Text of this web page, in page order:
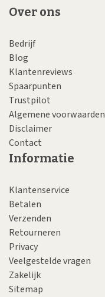
Over ons
Bedrijf
Blog
Klantenreviews
Spaarpunten
Trustpilot
Algemene voorwaarden
Disclaimer
Contact
Informatie
Klantenservice
Betalen
Verzenden
Retourneren
Privacy
Veelgestelde vragen
Zakelijk
Sitemap